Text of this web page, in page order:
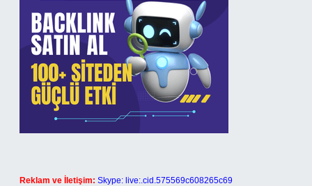
Reklam ve İletişim: Skype: live:.cid.575569c608265c69